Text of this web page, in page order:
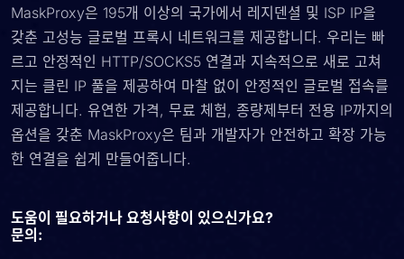
MaskProxy은 195개 이상의 국가에서 레지덴셜 및 ISP IP을
갖춘 고성능 글로벌 프록시 네트워크를 제공합니다. 우리는 빠
르고 안정적인 HTTP/SOCKS5 연결과 지속적으로 새로 고쳐
지는 클린 IP 풀을 제공하여 마찰 없이 안정적인 글로벌 접속를
제공합니다. 유연한 가격, 무료 체험, 종량제부터 전용 IP까지의
옵션을 갖춘 MaskProxy은 팀과 개발자가 안전하고 확장 가능
한 연결을 쉽게 만들어줍니다.
도움이 필요하거나 요청사항이 있으신가요?
문의: